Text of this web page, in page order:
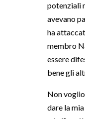
potenziali
avevano
ha
membro
essere
bene gli
Non
dare la